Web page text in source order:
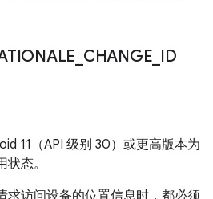
CHANGE ID
11（API 级别 30）或更高版本为
态。
求访问设备的位置信息时，都必须